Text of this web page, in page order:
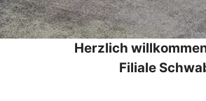
Herzlich
Filiale